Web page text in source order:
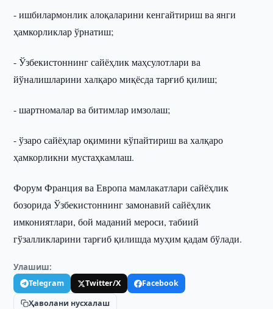
- ишбилармонлик алоқаларини кенгайтириш ва янги
ҳамкорликлар ўрнатиш;
- Ўзбекистоннинг сайёҳлик маҳсулотлари ва
йўналишларини халқаро миқёсда тарғиб қилиш;
- шартномалар ва битимлар имзолаш;
- ўзаро сайёҳлар оқимини кўпайтириш ва халқаро
ҳамкорликни мустаҳкамлаш.
Форум Франция ва Европа мамлакатлари сайёҳлик
бозорида Ўзбекистоннинг замонавий сайёҳлик
имкониятлари, бой маданий мероси, табиий
гўзалликларини тарғиб қилишда муҳим қадам бўлади.
Улашиш:
Telegram Twitter/X
Facebook
Ҳаволани нусхалаш